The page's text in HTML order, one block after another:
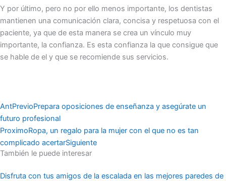
Y por último, pero no por ello menos importante, los dentistas
mantienen una comunicación clara, concisa y respetuosa con el
paciente, ya que de esta manera se crea un vínculo muy
importante, la confianza. Es esta confianza la que consigue que
se hable de el y que se recomiende sus servicios.
AntPrevioPrepara oposiciones de enseñanza y asegúrate un
futuro profesional
ProximoRopa, un regalo para la mujer con el que no es tan
complicado acertarSiguiente
También le puede interesar
Disfruta con tus amigos de la escalada en las mejores paredes de